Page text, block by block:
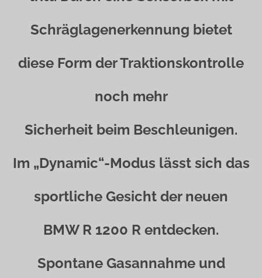
Schräglagenerkennung bietet
diese Form der Traktionskontrolle
noch mehr
Sicherheit beim Beschleunigen.
Im „Dynamic“-Modus lässt sich das
sportliche Gesicht der neuen
BMW R 1200 R entdecken.
Spontane Gasannahme und